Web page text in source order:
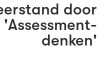
door
denken'